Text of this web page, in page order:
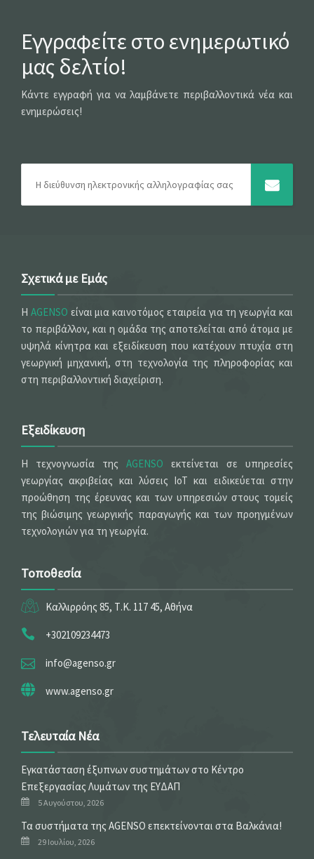
Εγγραφείτε στο ενημερωτικό
μας δελτίο!
Κάντε εγγραφή για να λαμβάνετε περιβαλλοντικά νέα και
ενημερώσεις!
Σχετικά με Εμάς
Η AGENSO είναι μια καινοτόμος εταιρεία για τη γεωργία και
το περιβάλλον, και η ομάδα της αποτελείται από άτομα με
υψηλά κίνητρα και εξειδίκευση που κατέχουν πτυχία στη
γεωργική μηχανική, στη τεχνολογία της πληροφορίας και
στη περιβαλλοντική διαχείριση.
Εξειδίκευση
Η τεχνογνωσία της AGENSO εκτείνεται σε υπηρεσίες
γεωργίας ακριβείας και λύσεις IoT και ειδικεύεται στην
προώθηση της έρευνας και των υπηρεσιών στους τομείς
της βιώσιμης γεωργικής παραγωγής και των προηγμένων
τεχνολογιών για τη γεωργία.
Τοποθεσία
Καλλιρρόης 85, Τ.Κ. 117 45, Αθήνα
+302109234473
info@agenso.gr
www.agenso.gr
Τελευταία Νέα
Εγκατάσταση έξυπνων συστημάτων στο Κέντρο
Επεξεργασίας Λυμάτων της ΕΥΔΑΠ
5 Αυγούστου, 2026
Τα συστήματα της AGENSO επεκτείνονται στα Βαλκάνια!
29 Ιουλίου, 2026